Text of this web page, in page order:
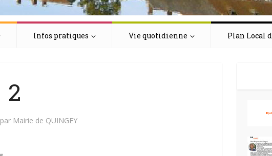
Infos pratiques Vie quotidienne Plan Local
2
par Mairie de QUINGEY